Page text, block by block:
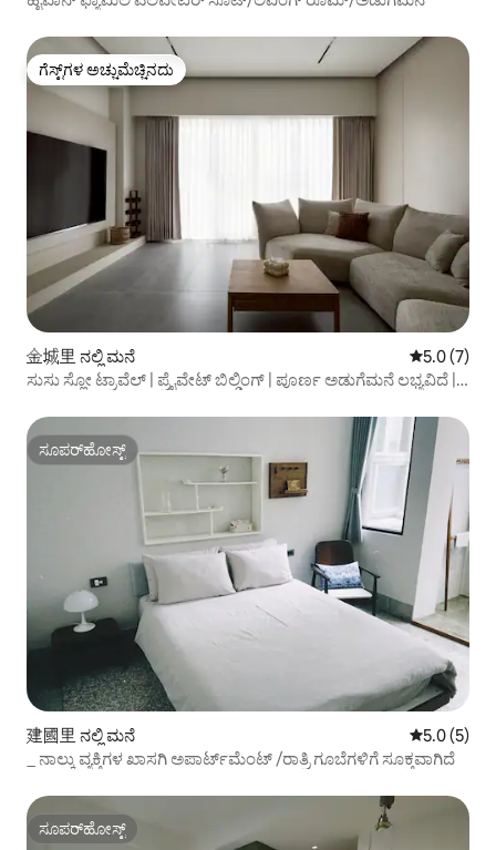
ಗೆಸ್ಟ್‌ಗಳ ಅಚ್ಚುಮೆಚ್ಚಿನದು
ಗೆಸ್ಟ್‌ಗಳ ಅಚ್ಚುಮೆಚ್ಚಿನದು
金城里 ನಲ್ಲಿ ಮನೆ 5 ರಲ್ಲಿ 5.0
5.0 (7)
ಸುಸು ಸ್ಲೋ ಟ್ರಾವೆಲ್ | ಪ್ರೈವೇಟ್ ಬಿಲ್ಡಿಂಗ್ | ಪೂರ್ಣ ಅಡುಗೆಮನೆ ಲಭ್ಯವಿದೆ |
ಸ್ವಿಚ್
ಸೂಪರ್‌ಹೋಸ್ಟ್
ಸೂಪರ್‌ಹೋಸ್ಟ್
建國里 ನಲ್ಲಿ ಮನೆ 5 ರಲ್ಲಿ 5.0
5.0 (5)
_ ನಾಲ್ಕು ವ್ಯಕ್ತಿಗಳ ಖಾಸಗಿ ಅಪಾರ್ಟ್‌ಮೆಂಟ್ /ರಾತ್ರಿ ಗೂಬೆಗಳಿಗೆ ಸೂಕ್ತವಾಗಿದೆ
ಸೂಪರ್‌ಹೋಸ್ಟ್
ಸೂಪರ್‌ಹೋಸ್ಟ್